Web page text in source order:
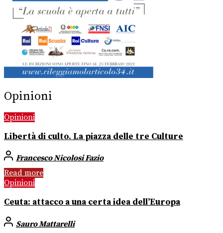
Opinioni
Opinioni
Libertà di culto. La piazza delle tre Culture
Francesco Nicolosi Fazio
Read more
Opinioni
Ceuta: attacco a una certa idea dell’Europa
Sauro Mattarelli